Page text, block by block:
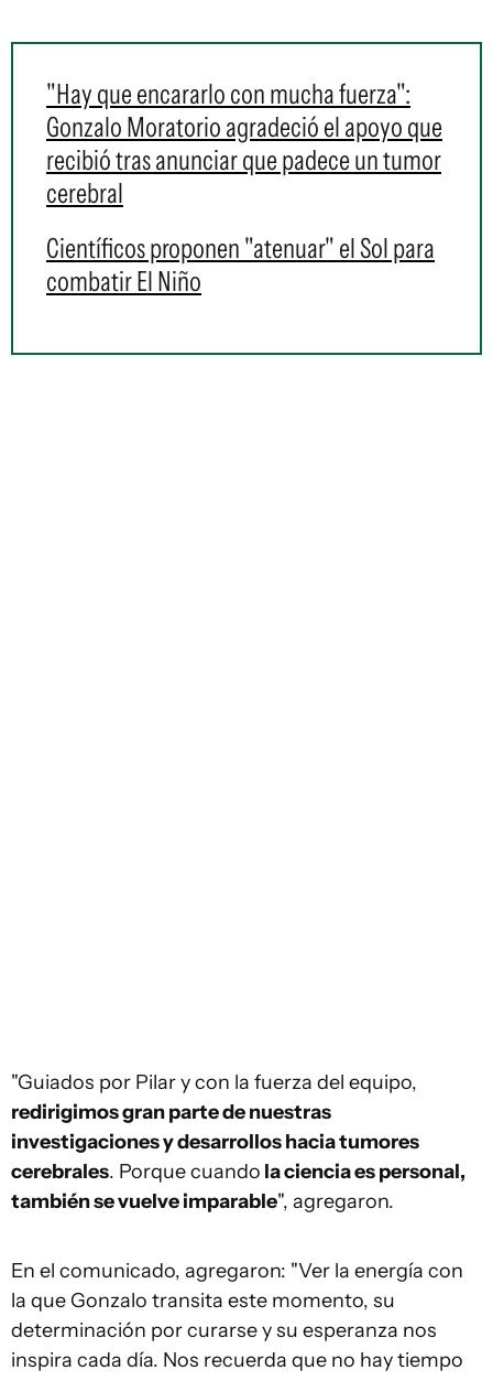
"Hay que encararlo con mucha fuerza":
Gonzalo Moratorio agradeció el apoyo que
recibió tras anunciar que padece un tumor
cerebral
Científicos proponen "atenuar" el Sol para
combatir El Niño
"Guiados por Pilar y con la fuerza del equipo,
redirigimos gran parte de nuestras
investigaciones y desarrollos hacia tumores
cerebrales. Porque cuando la ciencia es personal,
también se vuelve imparable", agregaron.
En el comunicado, agregaron: "Ver la energía con
la que Gonzalo transita este momento, su
determinación por curarse y su esperanza nos
inspira cada día. Nos recuerda que no hay tiempo